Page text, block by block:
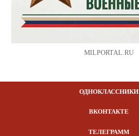
MILPORTAL.RU
ОДНОКЛАССНИКИ
ВКОНТАКТЕ
ТЕЛЕГРАММ